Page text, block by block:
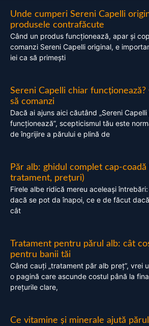
Unde cumperi Sereni Capelli
produsele contrafăcute
Când un produs funcționează, apar și
comanzi Sereni Capelli original, e
iei ca să primești
Sereni Capelli chiar funcționează?
să comanzi
Dacă ai ajuns aici căutând „Sereni Capelli
funcționează”, scepticismul tău este
de îngrijire a părului e plină de
Păr alb: ghidul complet cap-coadă
tratament, prețuri)
Firele albe ridică mereu aceleași
dacă se pot da înapoi, ce e de făcut
cât
Tratament pentru părul alb: cât
pentru banii tăi
Când cauți „tratament păr alb preț”, vrei
o pagină care ascunde costul până la
prețurile clare,
Ce vitamine și minerale ajută